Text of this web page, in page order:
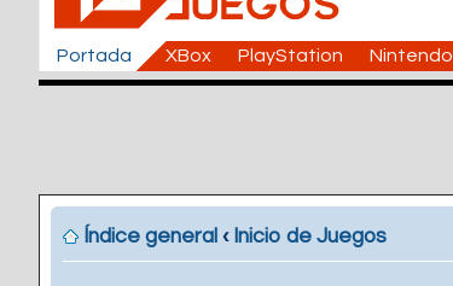
Portada XBox PlayStation Nintendo
Índice general ‹ Inicio de Juegos